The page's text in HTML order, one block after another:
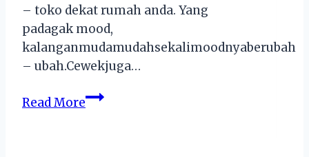
– toko dekat rumah anda. Yang
padagak mood,
kalanganmudamudahsekalimoodnyaberubah
– ubah.Cewekjuga…
Read MoreResep